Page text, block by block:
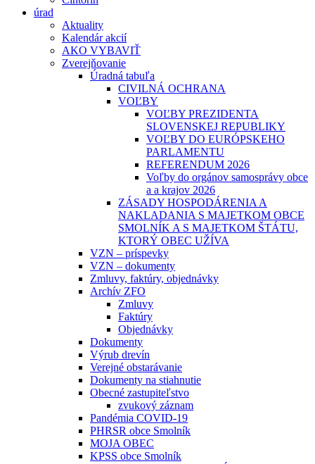
úrad
Aktuality
Kalendár akcií
AKO VYBAVIŤ
Zverejňovanie
Úradná tabuľa
CIVILNÁ OCHRANA
VOĽBY
VOĽBY PREZIDENTA
SLOVENSKEJ REPUBLIKY
VOĽBY DO EURÓPSKEHO
PARLAMENTU
REFERENDUM 2026
Voľby do orgánov samosprávy obce
a a krajov 2026
ZÁSADY HOSPODÁRENIA A
NAKLADANIA S MAJETKOM OBCE
SMOLNÍK A S MAJETKOM ŠTÁTU,
KTORÝ OBEC UŽÍVA
VZN – príspevky
VZN – dokumenty
Zmluvy, faktúry, objednávky
Archív ZFO
Zmluvy
Faktúry
Objednávky
Dokumenty
Výrub drevín
Verejné obstarávanie
Dokumenty na stiahnutie
Obecné zastupiteľstvo
zvukový záznam
Pandémia COVID-19
PHRSR obce Smolník
MOJA OBEC
KPSS obce Smolník